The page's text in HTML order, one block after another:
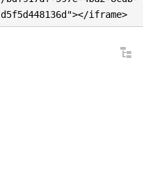
d5f5d448136d"></iframe>